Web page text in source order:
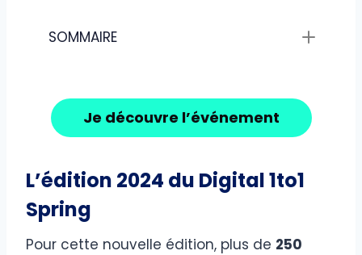
SOMMAIRE
Je découvre l’événement
L’édition 2024 du Digital 1to1
Spring
Pour cette nouvelle édition, plus de 250